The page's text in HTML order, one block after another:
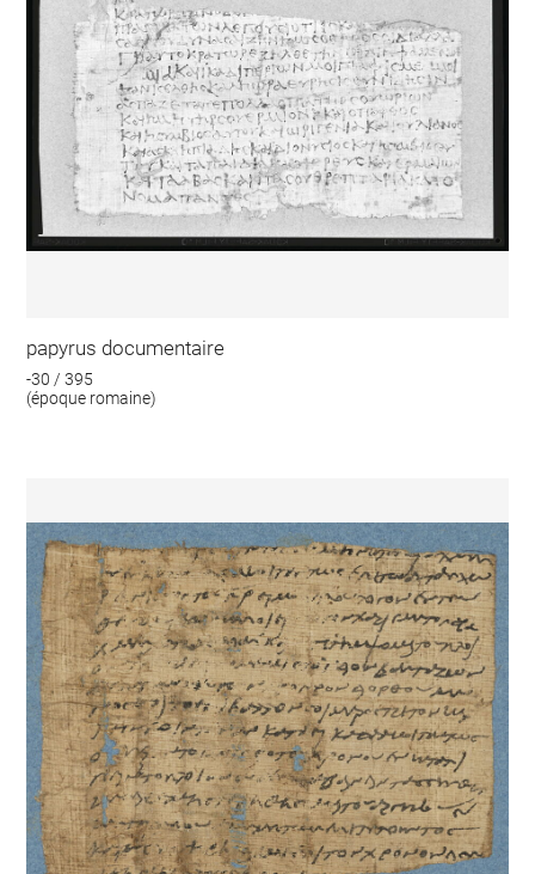
papyrus documentaire
-30 / 395
(époque romaine)